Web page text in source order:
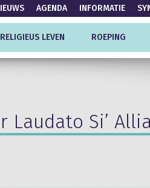
AGENDA INFORMATIE
RELIGIEUS LEVEN ROEPING
Laudato Si’